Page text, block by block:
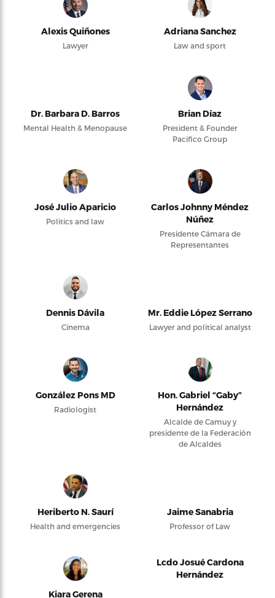
Alexis Quiñones
Lawyer
Adriana Sanchez
Law and sport
Dr. Barbara D. Barros
Mental Health & Menopause
Brian Díaz
President & Founder
Pacifico Group
José Julio Aparicio
Politics and law
Carlos Johnny Méndez
Núñez
Presidente Cámara de
Representantes
Dennis Dávila
Cinema
Mr. Eddie López Serrano
Lawyer and political analyst
González Pons MD
Radiologist
Hon. Gabriel “Gaby”
Hernández
Alcalde de Camuy y
presidente de la Federación
de Alcaldes
Heriberto N. Saurí
Health and emergencies
Jaime Sanabria
Professor of Law
Kiara Gerena
Lcdo Josué Cardona
Hernández